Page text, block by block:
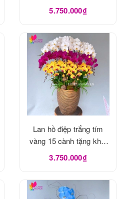
5.750.000₫
Lan hồ điệp trắng tím
vàng 15 cành tặng khai
trương - LHD1025
3.750.000₫